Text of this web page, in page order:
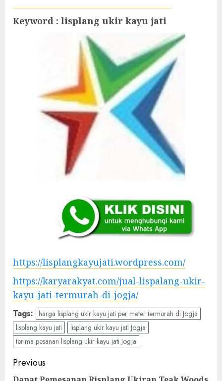
Keyword : lisplang ukir kayu jati
https://lisplangkayujati.wordpress.com/
https://karyarakyat.com/jual-lispalang-ukir-
kayu-jati-termurah-di-jogja/
Tags: harga lisplang ukir kayu jati per meter termurah di Jogja
lisplang kayu jati
lisplang ukir kayu jati Jogja
terima pesanan lisplang ukir kayu jati Jogja
Previous